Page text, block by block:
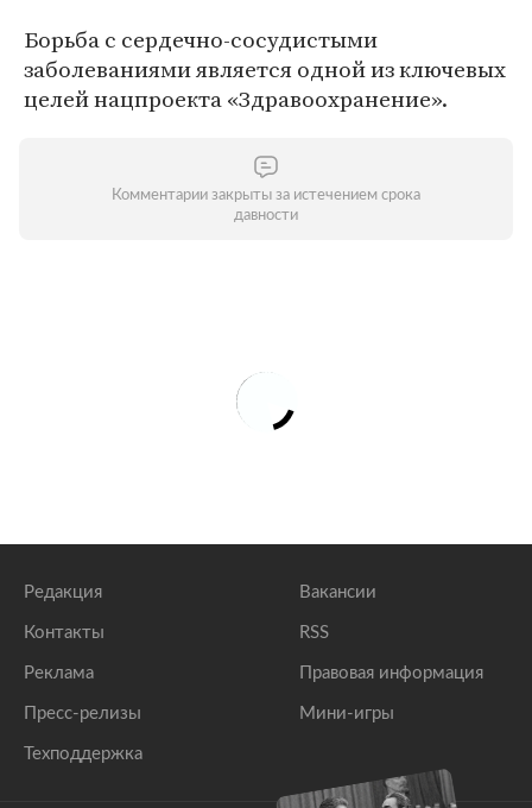
Борьба с сердечно-сосудистыми
заболеваниями является одной из ключевых
целей нацпроекта «Здравоохранение».
Комментарии закрыты за истечением срока
давности
Редакция
Контакты
Реклама
Пресс-релизы
Техподдержка
Вакансии
RSS
Правовая информация
Мини-игры